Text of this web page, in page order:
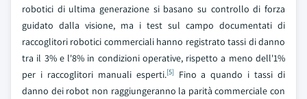
robotici di ultima generazione si basano su controllo di forza
guidato dalla visione, ma i test sul campo documentati di
raccoglitori robotici commerciali hanno registrato tassi di danno
tra il 3% e l'8% in condizioni operative, rispetto a meno dell'1%
per i raccoglitori manuali esperti.[5]Fino a quando i tassi di
danno dei robot non raggiungeranno la parità commerciale con